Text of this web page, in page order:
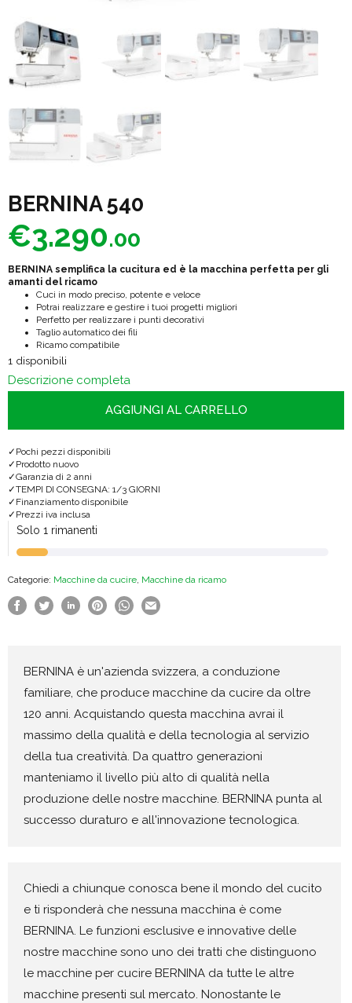
BERNINA 540
€3.290.00
BERNINA semplifica la cucitura ed è la macchina perfetta per gli
amanti del ricamo
Cuci in modo preciso, potente e veloce
Potrai realizzare e gestire i tuoi progetti migliori
Perfetto per realizzare i punti decorativi
Taglio automatico dei fili
Ricamo compatibile
1 disponibili
Descrizione completa
AGGIUNGI AL CARRELLO
Pochi pezzi disponibili
Prodotto nuovo
Garanzia di 2 anni
TEMPI DI CONSEGNA: 1/3 GIORNI
Finanziamento disponibile
Prezzi iva inclusa
Solo 1 rimanenti
Categorie: Macchine da cucire, Macchine da ricamo
BERNINA è un'azienda svizzera, a conduzione
familiare, che produce macchine da cucire da oltre
120 anni. Acquistando questa macchina avrai il
massimo della qualità e della tecnologia al servizio
della tua creatività. Da quattro generazioni
manteniamo il livello più alto di qualità nella
produzione delle nostre macchine. BERNINA punta al
successo duraturo e all'innovazione tecnologica.
Chiedi a chiunque conosca bene il mondo del cucito
e ti risponderà che nessuna macchina è come
BERNINA. Le funzioni esclusive e innovative delle
nostre macchine sono uno dei tratti che distinguono
le macchine per cucire BERNINA da tutte le altre
macchine presenti sul mercato. Nonostante le